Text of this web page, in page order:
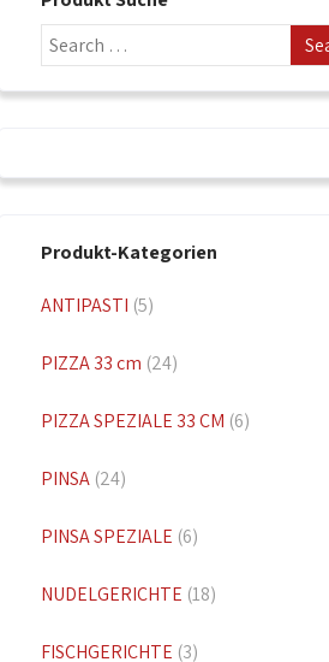
Produkt-Kategorien
ANTIPASTI (5)
PIZZA 33 cm (24)
PIZZA SPEZIALE 33 CM (6)
PINSA (24)
PINSA SPEZIALE (6)
NUDELGERICHTE (18)
FISCHGERICHTE (3)